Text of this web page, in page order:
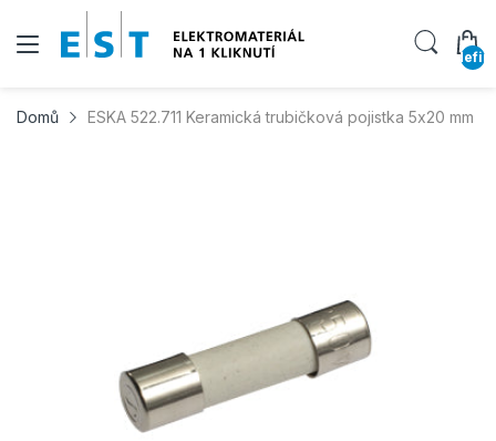
Domů ESKA 522.711 Keramická trubičková pojistka 5x20 mm